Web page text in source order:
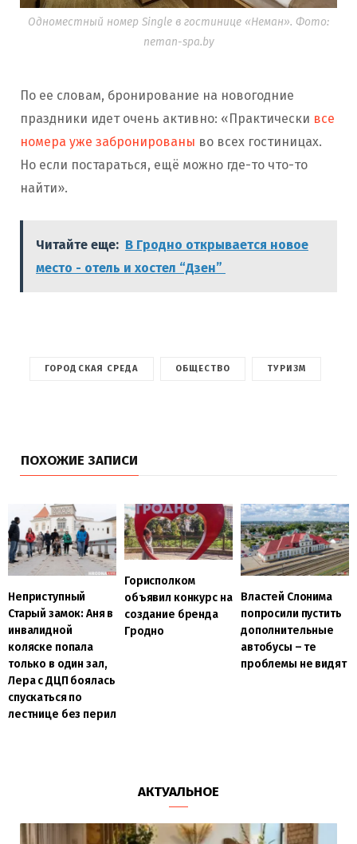
Одноместный номер Single в гостинице «Неман». Фото:
neman-spa.by
По ее словам, бронирование на новогодние
праздники идет очень активно: «Практически все
номера уже забронированы во всех гостиницах.
Но если постараться, ещё можно где-то что-то
найти».
Читайте еще: В Гродно открывается новое
место - отель и хостел “Дзен”
ГОРОДСКАЯ СРЕДА ОБЩЕСТВО ТУРИЗМ
ПОХОЖИЕ ЗАПИСИ
Неприступный
Старый замок: Аня в
инвалидной
коляске попала
только в один зал,
Лера с ДЦП боялась
спускаться по
лестнице без перил
Горисполком
объявил конкурс на
создание бренда
Гродно
Властей Слонима
попросили пустить
дополнительные
автобусы – те
проблемы не видят
АКТУАЛЬНОЕ